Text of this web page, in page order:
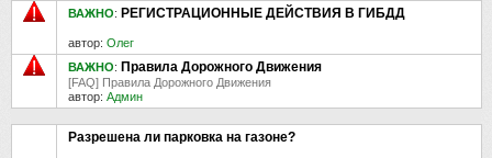
ВАЖНО: РЕГИСТРАЦИОННЫЕ ДЕЙСТВИЯ В ГИБДД
автор: Олег
ВАЖНО: Правила Дорожного Движения
[FAQ] Правила Дорожного Движения
автор: Админ
Paзpeшeнa ли пapкoвкa нa гaзoнe?